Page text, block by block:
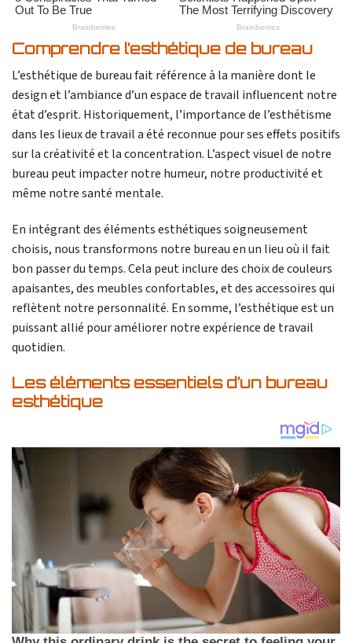
Comprendre l’esthétique de bureau
L’esthétique de bureau fait référence à la manière dont le
design et l’ambiance d’un espace de travail influencent notre
état d’esprit. Historiquement, l’importance de l’esthétisme
dans les lieux de travail a été reconnue pour ses effets positifs
sur la créativité et la concentration. L’aspect visuel de notre
bureau peut impacter notre humeur, notre productivité et
même notre santé mentale.
En intégrant des éléments esthétiques soigneusement
choisis, nous transformons notre bureau en un lieu où il fait
bon passer du temps. Cela peut inclure des choix de couleurs
apaisantes, des meubles confortables, et des accessoires qui
reflètent notre personnalité. En somme, l’esthétique est un
puissant allié pour améliorer notre expérience de travail
quotidien.
Les éléments essentiels d’un bureau
esthétique